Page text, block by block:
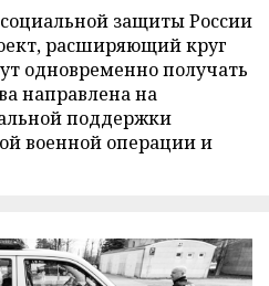
защиты России
расширяющий круг
одновременно получать
направлена на
поддержки
военной операции и